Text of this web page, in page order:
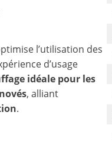
l’utilisation des
d’usage
idéale pour les
, alliant
.